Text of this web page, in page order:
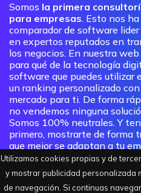
Utilizamos cookies propias y de
y mostrar publicidad personalizada
de navegación. Si continuas
Somos la primera
para empresas. Esto nos
comparador de software
en expertos reputados en
los negocios. En nuestra
para qué de la tecnología
software que puedes utilizar
un ranking personalizado
mercado para ti. De forma
no vendemos ninguna
Somos 100% neutrales. Y
primero, mostrarte de forma
que mejor se adaptan a tu
a adquirir las competencias y
necesitarás en un presente
más tecnológico.